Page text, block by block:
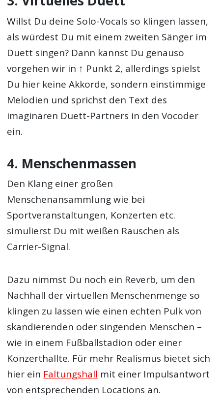
Willst Du deine Solo-Vocals so klingen lassen,
als würdest Du mit einem zweiten Sänger im
Duett singen? Dann kannst Du genauso
vorgehen wir in ↑ Punkt 2, allerdings spielst
Du hier keine Akkorde, sondern einstimmige
Melodien und sprichst den Text des
imaginären Duett-Partners in den Vocoder
ein.
4. Menschenmassen
Den Klang einer großen
Menschenansammlung wie bei
Sportveranstaltungen, Konzerten etc.
simulierst Du mit weißen Rauschen als
Carrier-Signal.
Dazu nimmst Du noch ein Reverb, um den
Nachhall der virtuellen Menschenmenge so
klingen zu lassen wie einen echten Pulk von
skandierenden oder singenden Menschen –
wie in einem Fußballstadion oder einer
Konzerthallte. Für mehr Realismus bietet sich
hier ein Faltungshall mit einer Impulsantwort
von entsprechenden Locations an.